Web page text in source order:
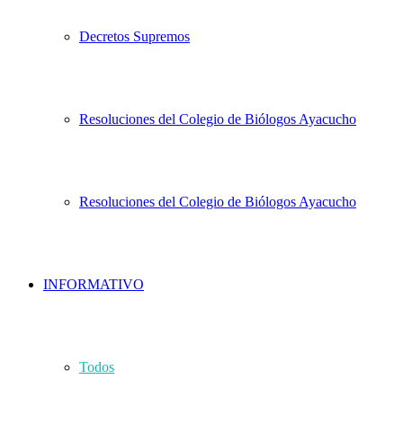
Decretos Supremos
Resoluciones del Colegio de Biólogos Ayacucho
Resoluciones del Colegio de Biólogos Ayacucho
INFORMATIVO
Todos